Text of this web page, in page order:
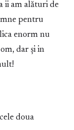
ii am alături de
pentru
enorm nu
dar și in
doua